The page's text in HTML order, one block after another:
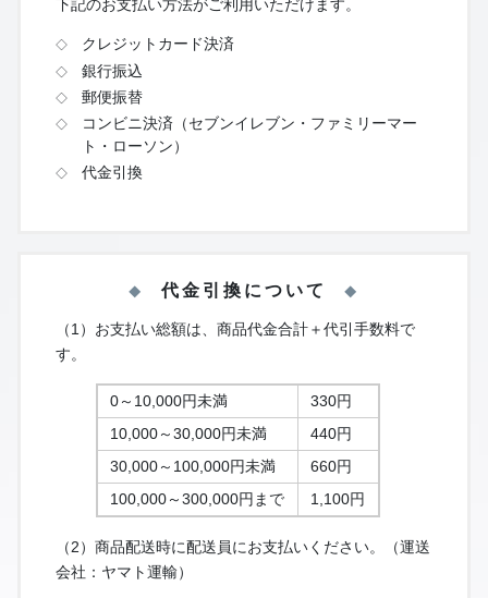
下記のお支払い方法がご利用いただけます。
クレジットカード決済
銀行振込
郵便振替
コンビニ決済（セブンイレブン・ファミリーマー
ト・ローソン）
代金引換
代金引換について
（1）お支払い総額は、商品代金合計＋代引手数料で
す。
0～10,000円未満
330円
10,000～30,000円未満
440円
30,000～100,000円未満
660円
100,000～300,000円まで
1,100円
（2）商品配送時に配送員にお支払いください。（運送
会社：ヤマト運輸）